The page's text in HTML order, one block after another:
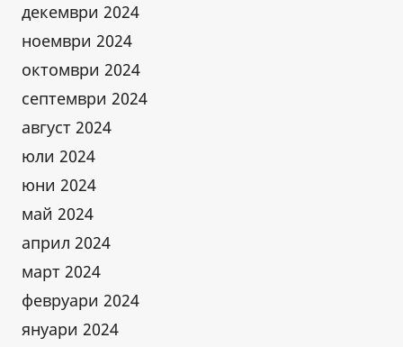
декември 2024
ноември 2024
октомври 2024
септември 2024
август 2024
юли 2024
юни 2024
май 2024
април 2024
март 2024
февруари 2024
януари 2024